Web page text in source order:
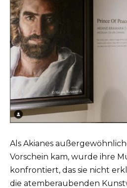
Als Akianes
Vorschein kam, wurde ihre
konfrontiert, das sie nicht
die atemberaubenden